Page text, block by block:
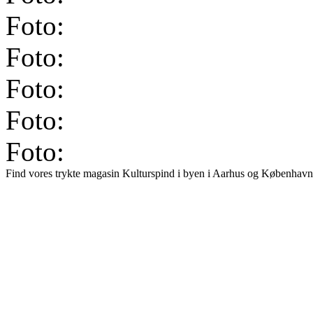
Foto:
Foto:
Foto:
Foto:
Foto:
Find vores trykte magasin Kulturspind i byen i Aarhus og København